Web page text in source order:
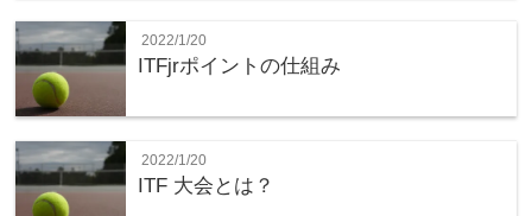
2022/1/20
ITFjrポイントの仕組み
2022/1/20
ITF 大会とは？